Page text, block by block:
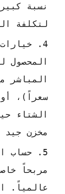
نسبة
لتكلفة
المحصول
المباشر
سعراً)،
الشتاء
مخزن جيد
حساب
مربحاً